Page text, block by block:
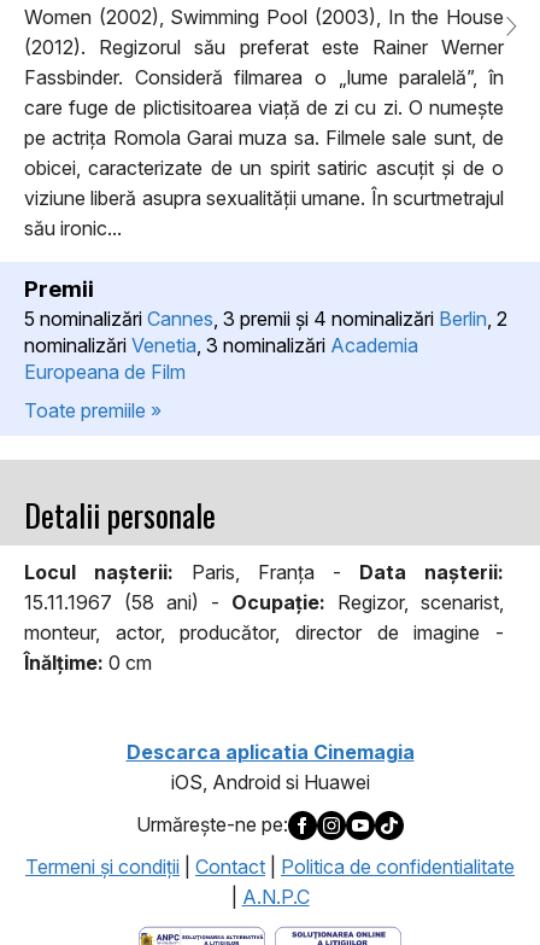
Women (2002), Swimming Pool (2003), In the House
(2012). Regizorul său preferat este Rainer Werner
Fassbinder. Consideră filmarea o „lume paralelă”, în
care fuge de plictisitoarea viață de zi cu zi. O numește
pe actrița Romola Garai muza sa. Filmele sale sunt, de
obicei, caracterizate de un spirit satiric ascuțit și de o
viziune liberă asupra sexualității umane. În scurtmetrajul
său ironic...
Premii
5 nominalizări Cannes , 3 premii şi 4 nominalizări Berlin , 2
nominalizări Venetia , 3 nominalizări Academia
Europeana de Film
Toate premiile »
Detalii personale
Locul naşterii: Paris, Franța - Data naşterii:
15.11.1967 (58 ani) - Ocupaţie: Regizor, scenarist,
monteur, actor, producător, director de imagine -
Înălţime: 0 cm
Descarca aplicatia Cinemagia
iOS, Android si Huawei
Urmăreşte-ne pe:
Termeni şi condiţii
Contact
Politica de confidentialitate
A.N.P.C